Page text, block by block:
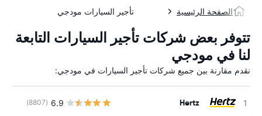
الصفحة الرئيسية تأجير السيارات مودجي
تتوفر بعض شركات تأجير السيارات التابعة
لنا في مودجي
نقدم مقارنة بين جميع شركات تأجير السيارات في مودجي:
Hertz
6.9
(8807)